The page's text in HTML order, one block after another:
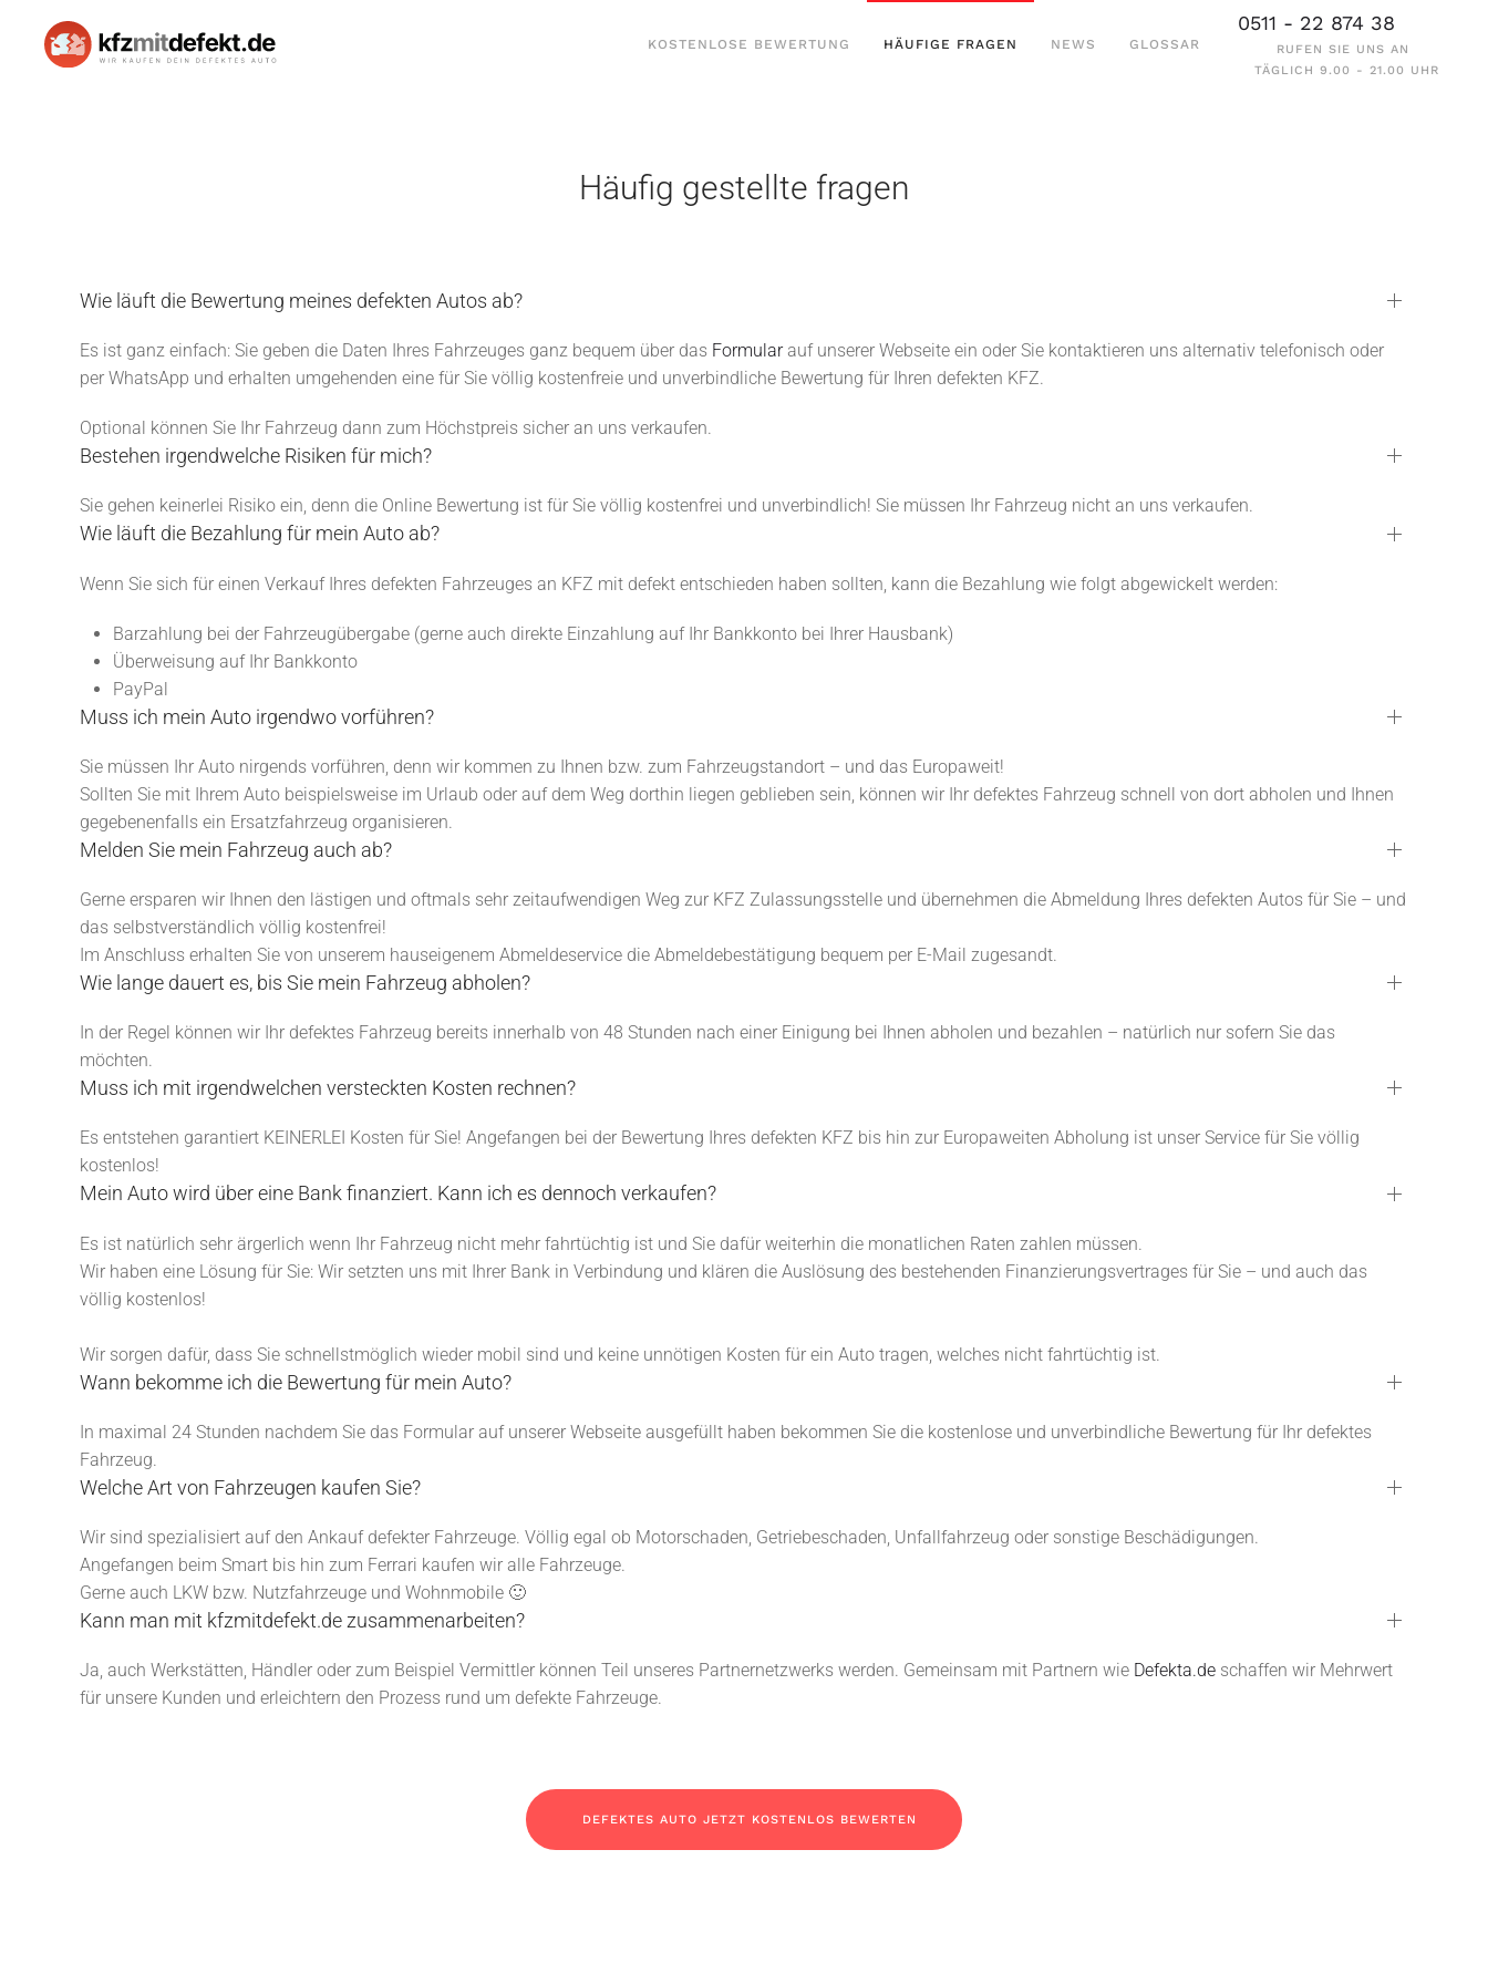
Skip to main content KOSTENLOSE BEWERTUNG HÄUFIGE FRAGEN NEWS GLOSSAR
0511 - 22 874 38
RUFEN SIE UNS AN
TÄGLICH 9.00 - 21.00 UHR
Häufig gestellte fragen
Wie läuft die Bewertung meines defekten Autos ab?
Es ist ganz einfach: Sie geben die Daten Ihres Fahrzeuges ganz bequem über das Formularauf unserer Webseite ein oder Sie kontaktieren uns alternativ telefonisch oder
per WhatsApp und erhalten umgehenden eine für Sie völlig kostenfreie und unverbindliche Bewertung für Ihren defekten KFZ.
Optional können Sie Ihr Fahrzeug dann zum Höchstpreis sicher an uns verkaufen.
Bestehen irgendwelche Risiken für mich?
Sie gehen keinerlei Risiko ein, denn die Online Bewertung ist für Sie völlig kostenfrei und unverbindlich! Sie müssen Ihr Fahrzeug nicht an uns verkaufen.
Wie läuft die Bezahlung für mein Auto ab?
Wenn Sie sich für einen Verkauf Ihres defekten Fahrzeuges an KFZ mit defekt entschieden haben sollten, kann die Bezahlung wie folgt abgewickelt werden:
Barzahlung bei der Fahrzeugübergabe (gerne auch direkte Einzahlung auf Ihr Bankkonto bei Ihrer Hausbank)
Überweisung auf Ihr Bankkonto
PayPal
Muss ich mein Auto irgendwo vorführen?
Sie müssen Ihr Auto nirgends vorführen, denn wir kommen zu Ihnen bzw. zum Fahrzeugstandort – und das Europaweit!
Sollten Sie mit Ihrem Auto beispielsweise im Urlaub oder auf dem Weg dorthin liegen geblieben sein, können wir Ihr defektes Fahrzeug schnell von dort abholen und Ihnen
gegebenenfalls ein Ersatzfahrzeug organisieren.
Melden Sie mein Fahrzeug auch ab?
Gerne ersparen wir Ihnen den lästigen und oftmals sehr zeitaufwendigen Weg zur KFZ Zulassungsstelle und übernehmen die Abmeldung Ihres defekten Autos für Sie – und
das selbstverständlich völlig kostenfrei!
Im Anschluss erhalten Sie von unserem hauseigenem Abmeldeservice die Abmeldebestätigung bequem per E-Mail zugesandt.
Wie lange dauert es, bis Sie mein Fahrzeug abholen?
In der Regel können wir Ihr defektes Fahrzeug bereits innerhalb von 48 Stunden nach einer Einigung bei Ihnen abholen und bezahlen – natürlich nur sofern Sie das
möchten.
Muss ich mit irgendwelchen versteckten Kosten rechnen?
Es entstehen garantiert KEINERLEI Kosten für Sie! Angefangen bei der Bewertung Ihres defekten KFZ bis hin zur Europaweiten Abholung ist unser Service für Sie völlig
kostenlos!
Mein Auto wird über eine Bank finanziert. Kann ich es dennoch verkaufen?
Es ist natürlich sehr ärgerlich wenn Ihr Fahrzeug nicht mehr fahrtüchtig ist und Sie dafür weiterhin die monatlichen Raten zahlen müssen.
Wir haben eine Lösung für Sie: Wir setzten uns mit Ihrer Bank in Verbindung und klären die Auslösung des bestehenden Finanzierungsvertrages für Sie – und auch das
völlig kostenlos!
Wir sorgen dafür, dass Sie schnellstmöglich wieder mobil sind und keine unnötigen Kosten für ein Auto tragen, welches nicht fahrtüchtig ist.
Wann bekomme ich die Bewertung für mein Auto?
In maximal 24 Stunden nachdem Sie das Formular auf unserer Webseite ausgefüllt haben bekommen Sie die kostenlose und unverbindliche Bewertung für Ihr defektes
Fahrzeug.
Welche Art von Fahrzeugen kaufen Sie?
Wir sind spezialisiert auf den Ankauf defekter Fahrzeuge. Völlig egal ob Motorschaden, Getriebeschaden, Unfallfahrzeug oder sonstige Beschädigungen.
Angefangen beim Smart bis hin zum Ferrari kaufen wir alle Fahrzeuge.
Gerne auch LKW bzw. Nutzfahrzeuge und Wohnmobile 🙂
Kann man mit kfzmitdefekt.de zusammenarbeiten?
Ja, auch Werkstätten, Händler oder zum Beispiel Vermittler können Teil unseres Partnernetzwerks werden. Gemeinsam mit Partnern wie Defekta.de schaffen wir Mehrwert
für unsere Kunden und erleichtern den Prozess rund um defekte Fahrzeuge.
DEFEKTES AUTO JETZT KOSTENLOS BEWERTEN